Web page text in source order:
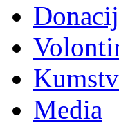
Media